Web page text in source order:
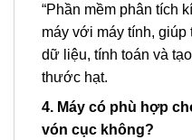
“Phần mềm phân tích
máy với máy tính,
dữ liệu, tính toán và
thước hạt.
4. Máy có phù hợp
vón cục không?